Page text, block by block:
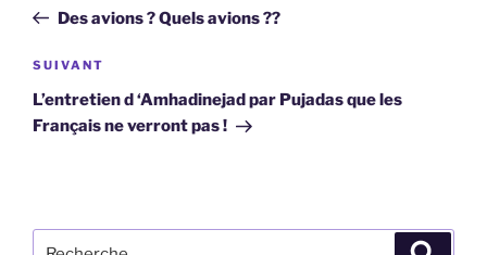
l’article
précédent
Des avions ? Quels avions ??
Article
suivant
SUIVANT
L’entretien d ‘Amhadinejad par Pujadas que les
Français ne verront pas !